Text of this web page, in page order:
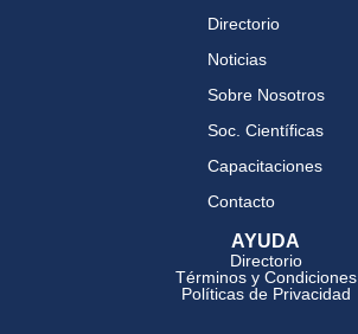
Directorio
Noticias
Sobre Nosotros
Soc. Científicas
Capacitaciones
Contacto
AYUDA
Directorio
Términos y Condiciones
Políticas de Privacidad